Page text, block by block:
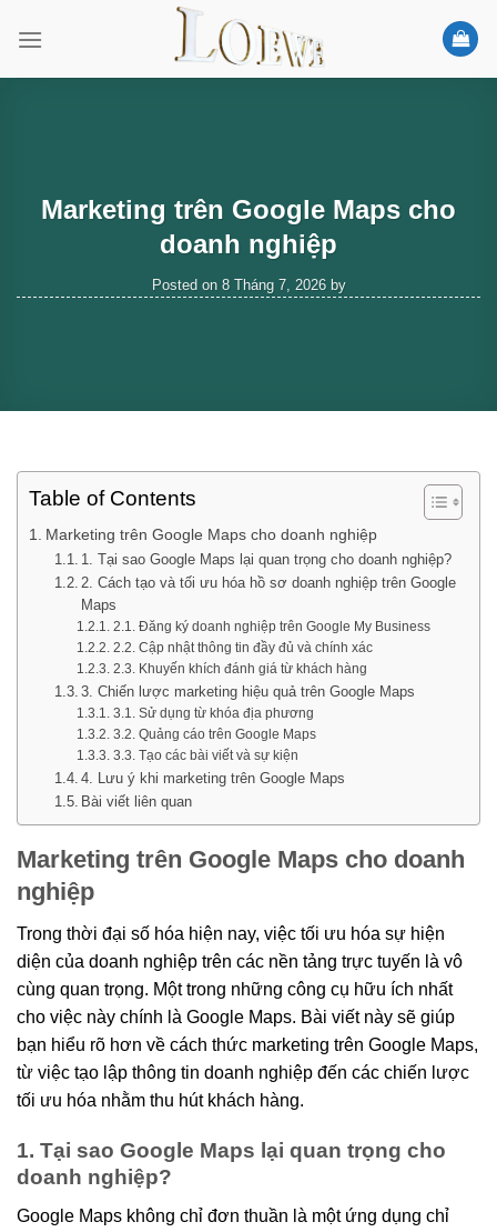
Marketing trên Google Maps cho
doanh nghiệp
Posted on 8 Tháng 7, 2026by
Table of Contents
Marketing trên Google Maps cho doanh nghiệp
1. Tại sao Google Maps lại quan trọng cho doanh nghiệp?
2. Cách tạo và tối ưu hóa hồ sơ doanh nghiệp trên Google
Maps
2.1. Đăng ký doanh nghiệp trên Google My Business
2.2. Cập nhật thông tin đầy đủ và chính xác
2.3. Khuyến khích đánh giá từ khách hàng
3. Chiến lược marketing hiệu quả trên Google Maps
3.1. Sử dụng từ khóa địa phương
3.2. Quảng cáo trên Google Maps
3.3. Tạo các bài viết và sự kiện
4. Lưu ý khi marketing trên Google Maps
Bài viết liên quan
Marketing trên Google Maps cho doanh
nghiệp
Trong thời đại số hóa hiện nay, việc tối ưu hóa sự hiện
diện của doanh nghiệp trên các nền tảng trực tuyến là vô
cùng quan trọng. Một trong những công cụ hữu ích nhất
cho việc này chính là Google Maps. Bài viết này sẽ giúp
bạn hiểu rõ hơn về cách thức marketing trên Google Maps,
từ việc tạo lập thông tin doanh nghiệp đến các chiến lược
tối ưu hóa nhằm thu hút khách hàng.
1. Tại sao Google Maps lại quan trọng cho
doanh nghiệp?
Google Maps không chỉ đơn thuần là một ứng dụng chỉ